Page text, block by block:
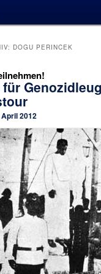
DOGU PERINCEK
2012